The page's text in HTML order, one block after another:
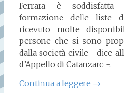
Ferrara è
formazione delle liste
ricevuto molte
persone che si sono
dalla società civile –dice
d’Appello di Catanzaro -.
Continua a leggere →